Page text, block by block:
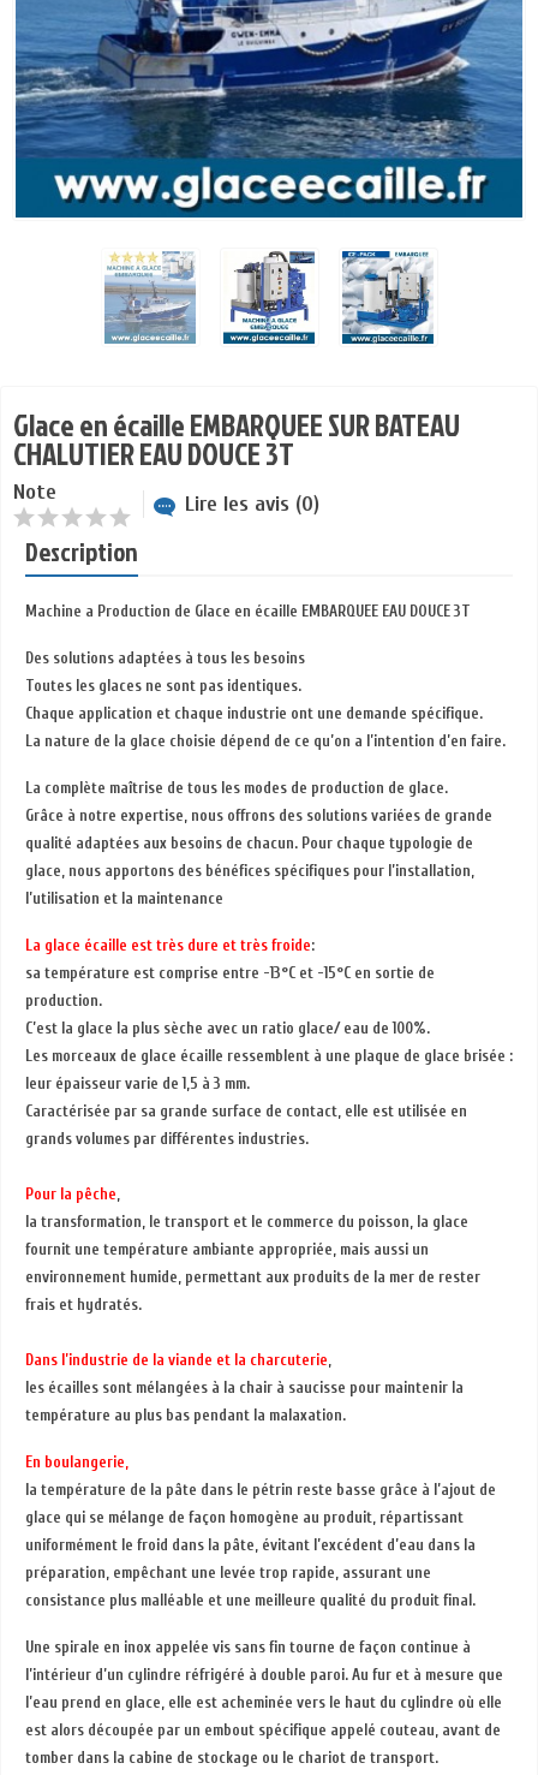
Glace en écaille EMBARQUEE SUR BATEAU
CHALUTIER EAU DOUCE 3T
Note Lire les avis (0)
Description
Machine a Production de Glace en écaille EMBARQUEE EAU DOUCE 3T
Des solutions adaptées à tous les besoins
Toutes les glaces ne sont pas identiques.
Chaque application et chaque industrie ont une demande spécifique.
La nature de la glace choisie dépend de ce qu’on a l’intention d’en faire.
La complète maîtrise de tous les modes de production de glace.
Grâce à notre expertise, nous offrons des solutions variées de grande
qualité adaptées aux besoins de chacun. Pour chaque typologie de
glace, nous apportons des bénéfices spécifiques pour l’installation,
l’utilisation et la maintenance
La glace écaille est très dure et très froide:
sa température est comprise entre -13°C et -15°C en sortie de
production.
C’est la glace la plus sèche avec un ratio glace/ eau de 100%.
Les morceaux de glace écaille ressemblent à une plaque de glace brisée :
leur épaisseur varie de 1,5 à 3 mm.
Caractérisée par sa grande surface de contact, elle est utilisée en
grands volumes par différentes industries.
Pour la pêche
la transformation, le transport et le commerce du poisson, la glace
fournit une température ambiante appropriée, mais aussi un
environnement humide, permettant aux produits de la mer de rester
frais et hydratés.
Dans l’industrie de la viande et la charcuterie
les écailles sont mélangées à la chair à saucisse pour maintenir la
température au plus bas pendant la malaxation.
En boulangerie,
la température de la pâte dans le pétrin reste basse grâce à l’ajout de
glace qui se mélange de façon homogène au produit, répartissant
uniformément le froid dans la pâte, évitant l’excédent d’eau dans la
préparation, empêchant une levée trop rapide, assurant une
consistance plus malléable et une meilleure qualité du produit final.
Une spirale en inox appelée vis sans fin tourne de façon continue à
l’intérieur d’un cylindre réfrigéré à double paroi. Au fur et à mesure que
l’eau prend en glace, elle est acheminée vers le haut du cylindre où elle
est alors découpée par un embout spécifique appelé couteau, avant de
tomber dans la cabine de stockage ou le chariot de transport.